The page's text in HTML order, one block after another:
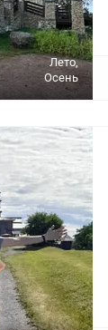
Лето,
Осень